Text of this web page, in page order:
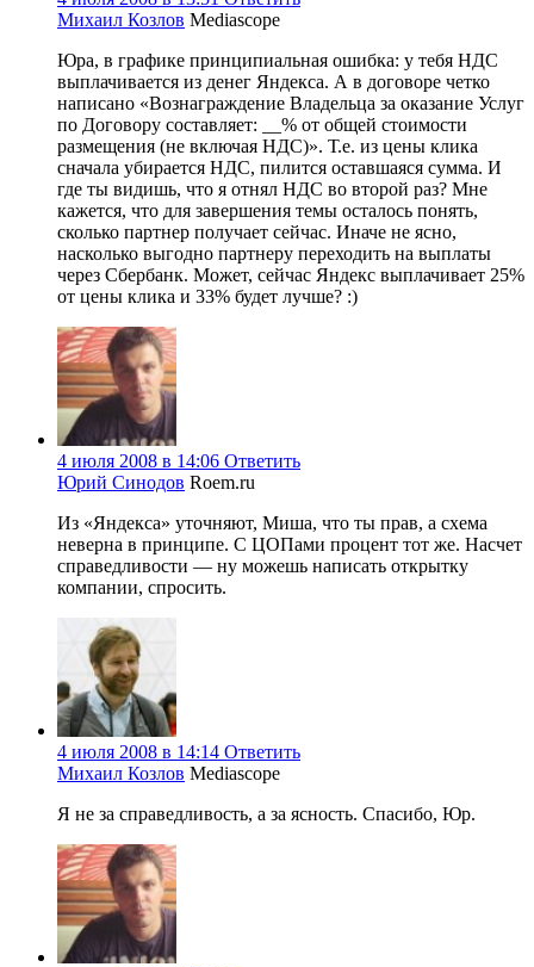
Михаил Козлов Mediascope
Юра, в графике принципиальная ошибка: у тебя НДС
выплачивается из денег Яндекса. А в договоре четко
написано «Вознаграждение Владельца за оказание Услуг
по Договору составляет: __% от общей стоимости
размещения (не включая НДС)». Т.е. из цены клика
сначала убирается НДС, пилится оставшаяся сумма. И
где ты видишь, что я отнял НДС во второй раз? Мне
кажется, что для завершения темы осталось понять,
сколько партнер получает сейчас. Иначе не ясно,
насколько выгодно партнеру переходить на выплаты
через Сбербанк. Может, сейчас Яндекс выплачивает 25%
от цены клика и 33% будет лучше? :)
4 июля 2008 в 14:06 Ответить
Юрий Синодов Roem.ru
Из «Яндекса» уточняют, Миша, что ты прав, а схема
неверна в принципе. С ЦОПами процент тот же. Насчет
справедливости — ну можешь написать открытку
компании, спросить.
4 июля 2008 в 14:14 Ответить
Михаил Козлов Mediascope
Я не за справедливость, а за ясность. Спасибо, Юр.